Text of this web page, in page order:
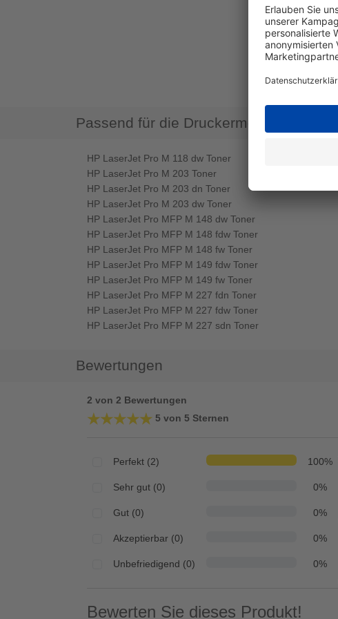
Passend für die Druckermodelle
HP LaserJet Pro M 118 dw Toner
HP LaserJet Pro M 203 Toner
HP LaserJet Pro M 203 dn Toner
HP LaserJet Pro M 203 dw Toner
HP LaserJet Pro MFP M 148 dw Toner
HP LaserJet Pro MFP M 148 fdw Toner
HP LaserJet Pro MFP M 148 fw Toner
HP LaserJet Pro MFP M 149 fdw Toner
HP LaserJet Pro MFP M 149 fw Toner
HP LaserJet Pro MFP M 227 fdn Toner
HP LaserJet Pro MFP M 227 fdw Toner
HP LaserJet Pro MFP M 227 sdn Toner
Bewertungen
2 von 2 Bewertungen
★★★★★
★★★★★ 5 von 5 Sternen
Perfekt (2) 100%
Sehr gut (0) 0%
Gut (0) 0%
Akzeptierbar (0) 0%
Unbefriedigend (0) 0%
Bewerten Sie dieses Produkt!